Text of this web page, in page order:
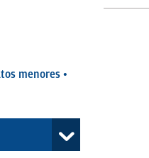
menores